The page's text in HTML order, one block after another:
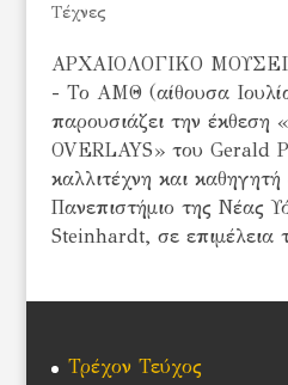
Τέχνες
ΑΡΧΑΙΟΛΟΓΙΚΟ
- Το ΑΜΘ (αίθουσα
παρουσιάζει την έκθεση
OVERLAYS» του Gerald
καλλιτέχνη και
Πανεπιστήμιο της Νέας
Steinhardt, σε επιμέλεια
Τρέχον Τεύχος